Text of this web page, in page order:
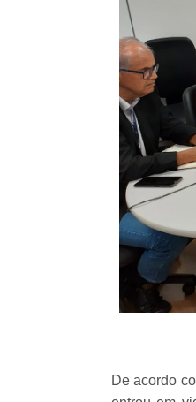
De acordo